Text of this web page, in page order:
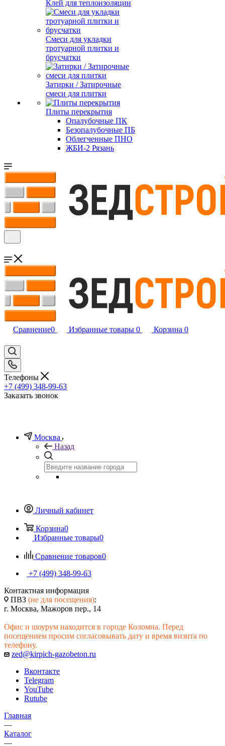
Клей для теплоизоляции
Смеси для укладки
тротуарной плитки и
брусчатки
Затирки / Затирочные
смеси для плитки
Плиты перекрытия
Опалубочные ПК
Безопалубочные ПБ
Облегченные ПНО
ЖБИ-2 Рязань
Сравнение0 Избранные товары 0 Корзина 0
Телефоны
+7 (499) 348-99-63
Заказать звонок
Москва
Назад
Личный кабинет
Корзина0
Избранные товары0
Сравнение товаров0
+7 (499) 348-99-63
Контактная информация
ПВЗ (не для посещения):
г. Москва, Мажоров пер., 14
Офис и шоурум находится в городе Коломна. Перед
посещением просим согласовывать дату и время визита по
телефону.
zed@kirpich-gazobeton.ru
Вконтакте
Telegram
YouTube
Rutube
Главная
—
Каталог
—